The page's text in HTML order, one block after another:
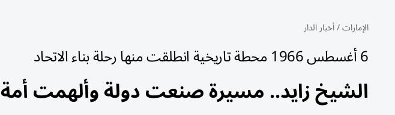
الإمارات/أخبار الدار
6 أغسطس 1966 محطة تاريخية انطلقت منها رحلة بناء الاتحاد
الشيخ زايد.. مسيرة صنعت دولة وألهمت أمة